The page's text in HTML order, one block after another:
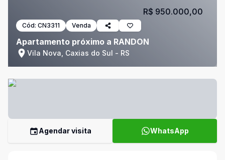
Cód: CN3311 Venda
Apartamento próximo a RANDON
Vila Nova, Caxias do Sul - RS
R$ 950.000,00
Agendar visita WhatsApp